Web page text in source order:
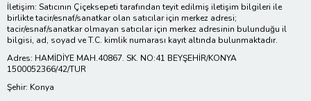
İletişim: Satıcının Çiçeksepeti tarafından teyit edilmiş iletişim bilgileri ile
birlikte tacir/esnaf/sanatkar olan satıcılar için merkez adresi;
tacir/esnaf/sanatkar olmayan satıcılar için merkez adresinin bulunduğu il
bilgisi, ad, soyad ve T.C. kimlik numarası kayıt altında bulunmaktadır.
Adres: HAMİDİYE MAH.40867. SK. NO:41 BEYŞEHİR/KONYA
1500052366/42/TUR
Şehir: Konya